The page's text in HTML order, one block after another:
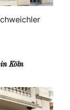
in Köln